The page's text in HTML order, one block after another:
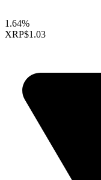
1.64%
XRP$1.03